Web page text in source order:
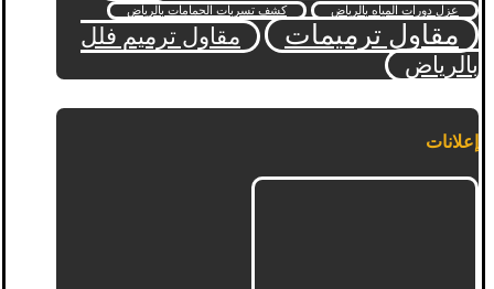
عزل دورات المياه بالرياض كشف تسربات الحمامات بالرياض
مقاول ترميمات
مقاول ترميم فلل
بالرياض
إعلانات